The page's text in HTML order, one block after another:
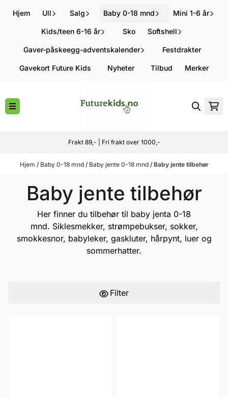
Hopp til innhold
Hjem Ull Salg Baby 0-18 mnd Mini 1-6 år
Kids/teen 6-16 år Sko Softshell
Gaver-påskeegg-adventskalender Festdrakter
Gavekort Future Kids Nyheter Tilbud Merker
Frakt 89,- | Fri frakt over 1000,-
Hjem / Baby 0-18 mnd / Baby jente 0-18 mnd / Baby jente tilbehør
Baby jente tilbehør
Her finner du tilbehør til baby jenta 0-18
mnd. Siklesmekker, strømpebukser, sokker,
smokkesnor, babyleker, gaskluter, hårpynt, luer og
sommerhatter.
Filter